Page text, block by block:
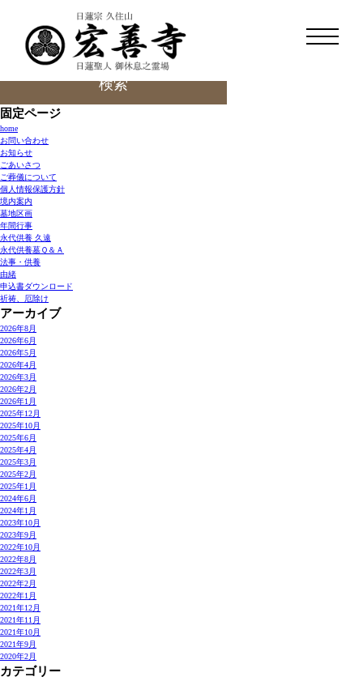
令和7年度宏善寺節分祈祷法要
固定ページ
home
お問い合わせ
お知らせ
ごあいさつ
ご葬儀について
個人情報保護方針
境内案内
墓地区画
年間行事
永代供養 久遠
永代供養墓Ｑ＆Ａ
法事・供養
由緒
申込書ダウンロード
祈祷、厄除け
アーカイブ
2026年8月
2026年6月
2026年5月
2026年4月
2026年3月
2026年2月
2026年1月
2025年12月
2025年10月
2025年6月
2025年4月
2025年3月
2025年2月
2025年1月
2024年6月
2024年1月
2023年10月
2023年9月
2022年10月
2022年8月
2022年3月
2022年2月
2022年1月
2021年12月
2021年11月
2021年10月
2021年9月
2020年2月
カテゴリー